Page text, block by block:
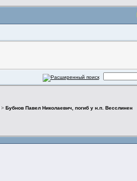
> Бубнов Павел Николаевич, погиб у н.п. Весслинен